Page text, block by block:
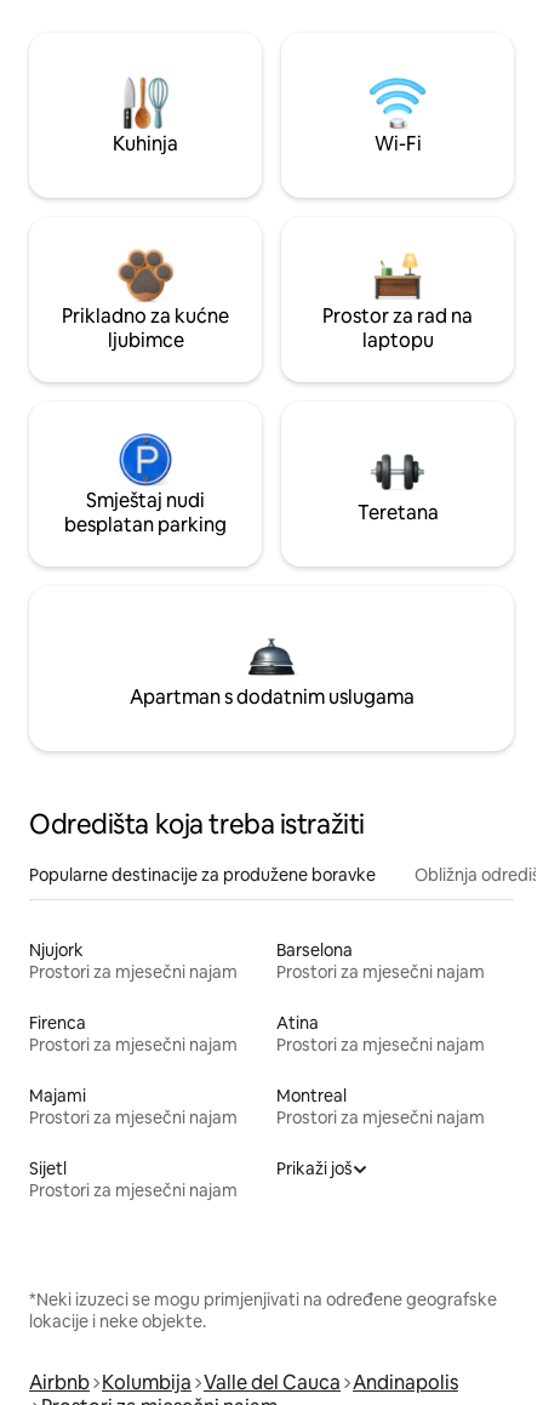
Kuhinja Wi-Fi
Prikladno za kućne
ljubimce
Prostor za rad na
laptopu
Smještaj nudi
besplatan parking
Teretana
Apartman s dodatnim uslugama
Odredišta koja treba istražiti
Popularne destinacije za produžene boravke Obližnja
Njujork
Prostori za mjesečni najam
Barselona
Prostori za mjesečni najam
Firenca
Prostori za mjesečni najam
Atina
Prostori za mjesečni najam
Majami
Prostori za mjesečni najam
Montreal
Prostori za mjesečni najam
Sijetl
Prostori za mjesečni najam
Prikaži još
*Neki izuzeci se mogu primjenjivati na određene geografske
lokacije i neke objekte.
Airbnb Kolumbija Valle del Cauca Andinapolis